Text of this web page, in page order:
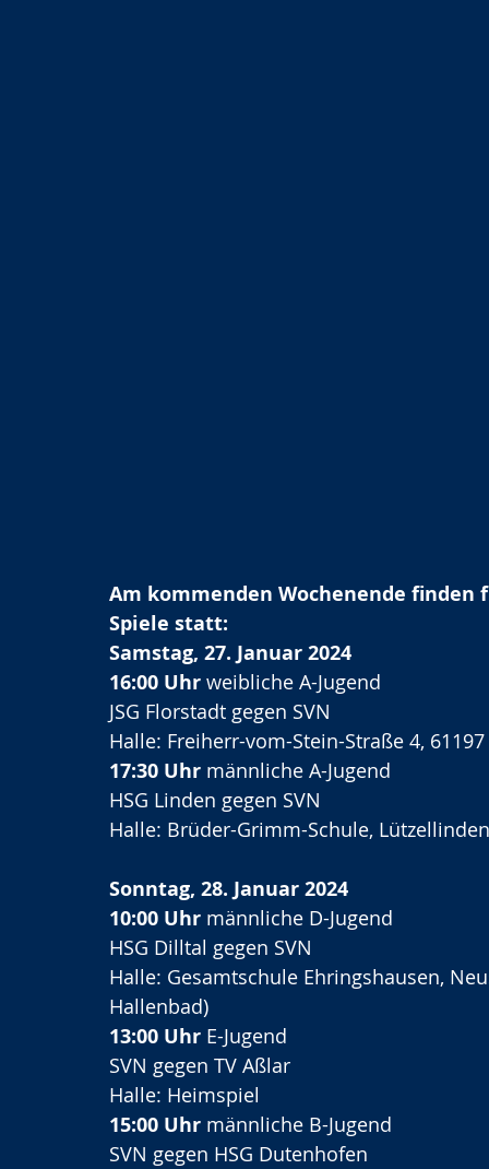
Am kommenden Wochenende
Spiele statt:
Samstag, 27. Januar 2024
16:00 Uhr weibliche A-Jugend
JSG Florstadt gegen SVN
Halle: Freiherr-vom-Stein-Straße 4,
17:30 Uhr männliche A-Jugend
HSG Linden gegen SVN
Halle: Brüder-Grimm-Schule,
Sonntag, 28. Januar 2024
10:00 Uhr männliche D-Jugend
HSG Dilltal gegen SVN
Halle: Gesamtschule Ehringshausen,
Hallenbad)
13:00 Uhr E-Jugend
SVN gegen TV Aßlar
Halle: Heimspiel
15:00 Uhr männliche B-Jugend
SVN gegen HSG Dutenhofen